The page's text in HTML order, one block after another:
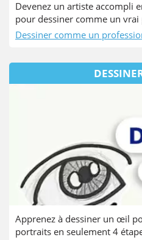
Devenez un artiste accompli
pour dessiner comme un vrai
Dessiner comme un
Apprenez à dessiner un œil
portraits en seulement 4